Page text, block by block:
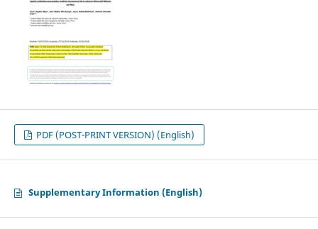
PDF (POST-PRINT VERSION) (English)
Supplementary Information (English)